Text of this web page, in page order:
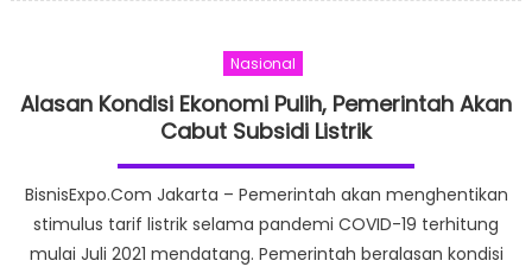
Besar
hingga
Ekspor
Nasional
Alasan Kondisi Ekonomi Pulih, Pemerintah Akan
Cabut Subsidi Listrik
BisnisExpo.Com Jakarta – Pemerintah akan menghentikan
stimulus tarif listrik selama pandemi COVID-19 terhitung
mulai Juli 2021 mendatang. Pemerintah beralasan kondisi